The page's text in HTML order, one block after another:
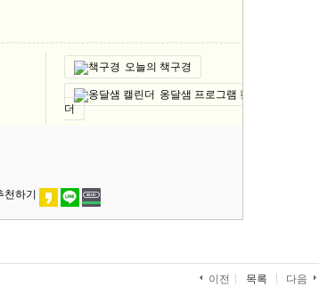
오늘의 책구경
옹달샘 프로그램 캘린
더
이전 목록 다음